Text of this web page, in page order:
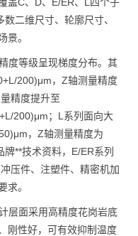
二维尺寸、轮廓尺寸、
景。
度等级呈现梯度分布。其
200)μm，Z轴测量精度
精度提升至
200)μm；L系列面向大
，Z轴测量精度为
**技术资料，E/ER系列
压件、注塑件、精密机加
求。
层面采用高精度花岗岩底
刚性好，可有效抑制温度